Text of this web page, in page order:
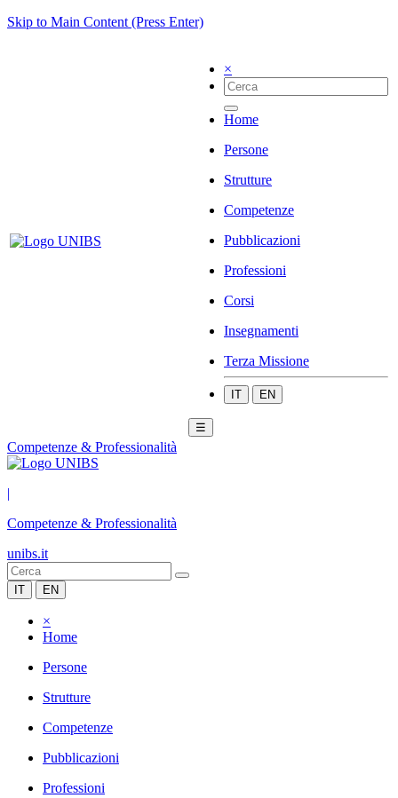
Skip to Main Content (Press Enter)
×
Home
Persone
Strutture
Competenze
Pubblicazioni
Professioni
Corsi
Insegnamenti
Terza Missione
IT EN
☰
Competenze & Professionalità
|
Competenze & Professionalità
unibs.it
IT EN
×
Home
Persone
Strutture
Competenze
Pubblicazioni
Professioni